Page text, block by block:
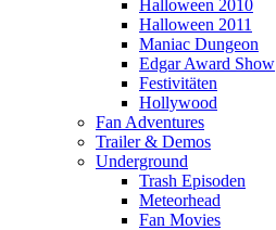
Halloween 2010
Halloween 2011
Maniac Dungeon
Edgar Award Show
Festivitäten
Hollywood
Fan Adventures
Trailer & Demos
Underground
Trash Episoden
Meteorhead
Fan Movies